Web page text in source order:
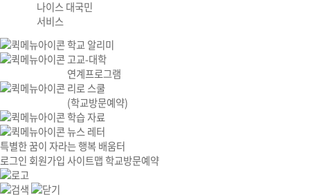
나이스 대국민
서비스
학교 알리미
고교-대학
연계프로그램
리로 스쿨
(학교방문예약)
학습 자료
뉴스 레터
특별한 꿈이 자라는 행복 배움터
로그인 회원가입사이트맵학교방문예약